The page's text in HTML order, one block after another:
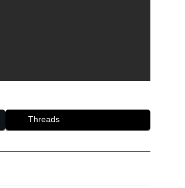
Threads